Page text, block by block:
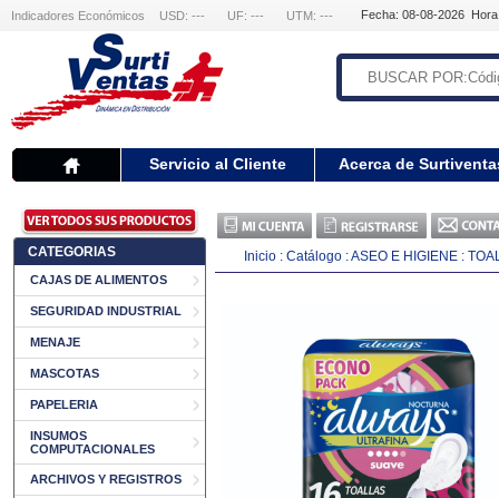
Indicadores Económicos USD: --- UF: --- UTM: --- Fecha: 08-08-2026
Servicio al Cliente Acerca de
CATEGORIAS
CAJAS DE ALIMENTOS
SEGURIDAD INDUSTRIAL
MENAJE
MASCOTAS
PAPELERIA
INSUMOS
COMPUTACIONALES
ARCHIVOS Y REGISTROS
Inicio : Catálogo :ASEO E HIGIENE :